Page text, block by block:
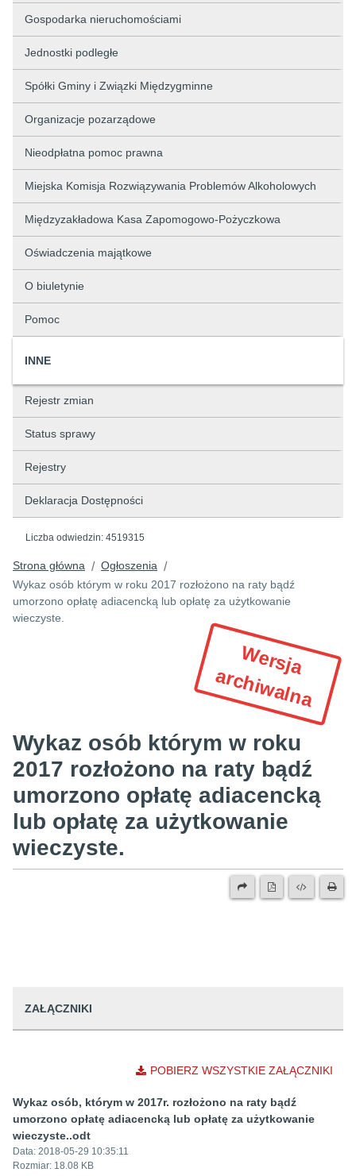
Gospodarka nieruchomościami
Jednostki podległe
Spółki Gminy i Związki Międzygminne
Organizacje pozarządowe
Nieodpłatna pomoc prawna
Miejska Komisja Rozwiązywania Problemów Alkoholowych
Międzyzakładowa Kasa Zapomogowo-Pożyczkowa
Oświadczenia majątkowe
O biuletynie
Pomoc
INNE
Rejestr zmian
Status sprawy
Rejestry
Deklaracja Dostępności
Liczba odwiedzin: 4519315
Strona główna / Ogłoszenia /
Wykaz osób którym w roku 2017 rozłożono na raty bądź
umorzono opłatę adiacencką lub opłatę za użytkowanie
wieczyste.
W
e
r
s
ja
a
r
c
h
iw
a
ln
a
Wykaz osób którym w roku
2017 rozłożono na raty bądź
umorzono opłatę adiacencką
lub opłatę za użytkowanie
wieczyste.
ZAŁĄCZNIKI
POBIERZ WSZYSTKIE ZAŁĄCZNIKI
Wykaz osób, którym w 2017r. rozłożono na raty bądź
umorzono opłatę adiacencką lub opłatę za użytkowanie
wieczyste..odt
Data: 2018-05-29 10:35:11
Rozmiar: 18.08 KB